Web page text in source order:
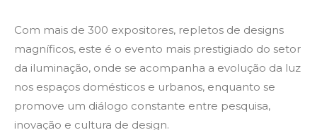
Com mais de 300 expositores, repletos de designs
magníficos, este é o evento mais prestigiado do setor
da iluminação, onde se acompanha a evolução da luz
nos espaços domésticos e urbanos, enquanto se
promove um diálogo constante entre pesquisa,
inovação e cultura de design.